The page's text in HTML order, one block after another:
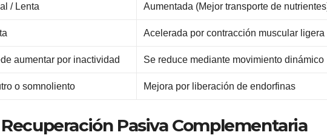
/ Lenta Aumentada (Mejor transporte de
Acelerada por contracción muscular ligera
aumentar por inactividad Se reduce mediante movimiento dinámico
o somnoliento Mejora por liberación de endorfinas
Recuperación Pasiva Complementaria